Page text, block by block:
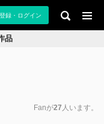
登録・ログイン
品
Fanが27 人います。